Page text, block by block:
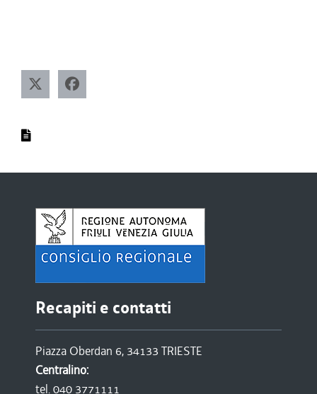
Recapiti e contatti
Piazza Oberdan 6, 34133 TRIESTE
Centralino:
tel. 040 3771111